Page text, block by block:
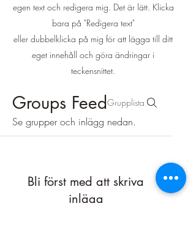
egen text och redigera mig. Det är lätt. Klicka
bara på "Redigera text"
eller dubbelklicka på mig för att lägga till ditt
eget innehåll och göra ändringar i
teckensnittet.
Groups Feed Grupplista
Se grupper och inlägg nedan.
Bli först med att skriva
inlägg